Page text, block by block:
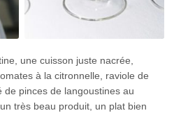
une cuisson juste nacrée,
à la citronnelle, raviole de
pinces de langoustines au
très beau produit, un plat bien